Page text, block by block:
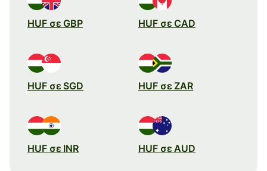
HUF σε GBP HUF σε CAD
HUF σε SGD HUF σε ZAR
HUF σε INR HUF σε AUD